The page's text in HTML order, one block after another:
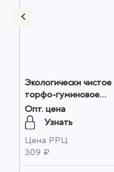
Экологически чистое
торфо-гуминовое
удобрение "Алтайский
ФИТОП-ФЛОРА-С "
1 шт оптом
Опт. цена
Узнать
Цена РРЦ
309 ₽